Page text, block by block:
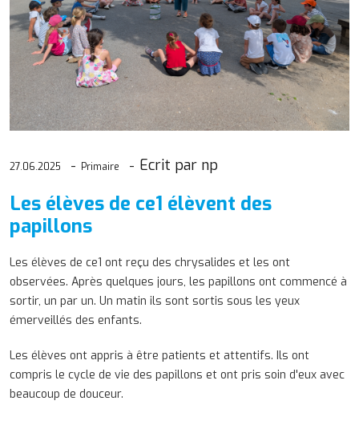
27.06.2025 Primaire Ecrit par np
Les élèves de ce1 élèvent des
papillons
Les élèves de ce1 ont reçu des chrysalides et les ont
observées. Après quelques jours, les papillons ont commencé à
sortir, un par un. Un matin ils sont sortis sous les yeux
émerveillés des enfants.
Les élèves ont appris à être patients et attentifs. Ils ont
compris le cycle de vie des papillons et ont pris soin d'eux avec
beaucoup de douceur.